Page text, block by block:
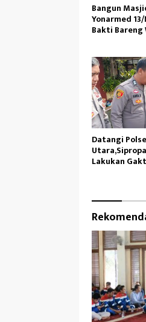
Bangun
Yonarmed
Bakti Bareng
Datangi
Lakukan